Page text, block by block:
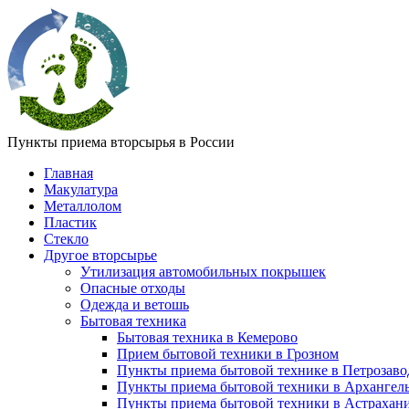
Пункты приема вторсырья в России
Главная
Макулатура
Металлолом
Пластик
Стекло
Другое вторсырье
Утилизация автомобильных покрышек
Опасные отходы
Одежда и ветошь
Бытовая техника
Бытовая техника в Кемерово
Прием бытовой техники в Грозном
Пункты приема бытовой технике в
Пункты приема бытовой техники в
Пункты приема бытовой техники в